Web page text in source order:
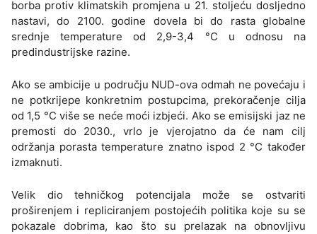
borba protiv klimatskih promjena u 21. stoljeću dosljedno
nastavi, do 2100. godine dovela bi do rasta globalne
srednje temperature od 2,9-3,4 °C u odnosu na
predindustrijske razine.
Ako se ambicije u području NUD-ova odmah ne povećaju i
ne potkrijepe konkretnim postupcima, prekoračenje cilja
od 1,5 °C više se neće moći izbjeći. Ako se emisijski jaz ne
premosti do 2030., vrlo je vjerojatno da će nam cilj
održanja porasta temperature znatno ispod 2 °C također
izmaknuti.
Velik dio tehničkog potencijala može se ostvariti
proširenjem i repliciranjem postojećih politika koje su se
pokazale dobrima, kao što su prelazak na obnovljivu